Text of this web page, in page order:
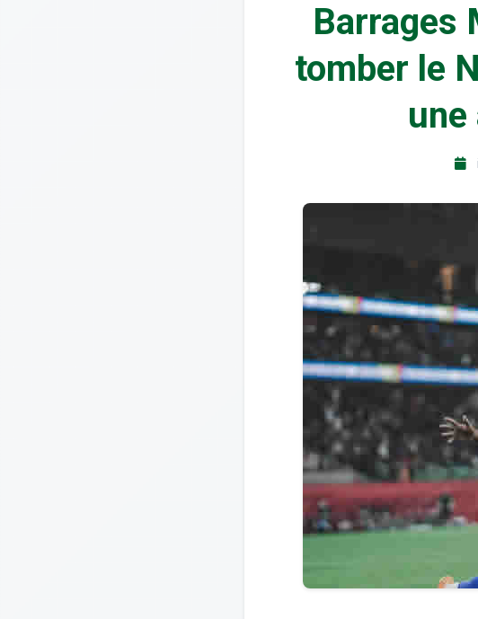
Barrages
tomber le